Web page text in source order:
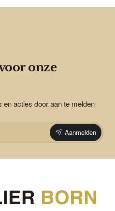
onze
en acties door aan te melden
Aanmelden